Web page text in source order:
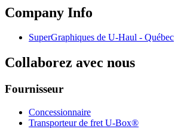
Company Info
SuperGraphiques de U-Haul - Québec
Collaborez avec nous
Fournisseur
Concessionnaire
Transporteur de fret U-Box®